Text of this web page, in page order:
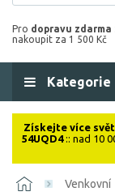
Pro dopravu zdarma
nakoupit za 1 500 Kč
Kategorie
Získejte více
54UQD4:: nad 10
Venkovní